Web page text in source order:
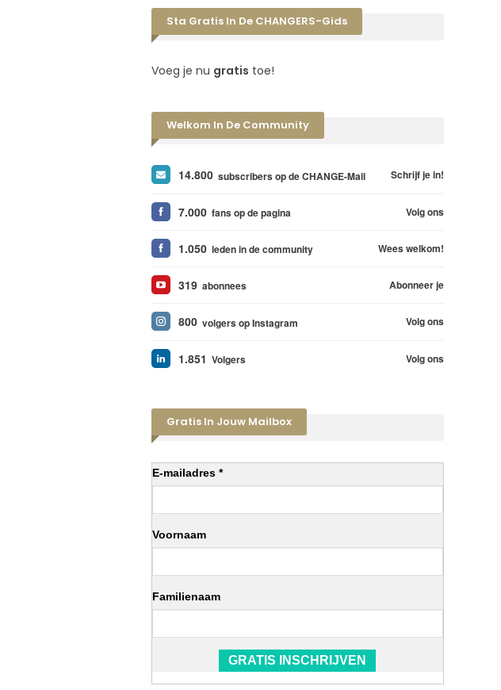
Sta Gratis In De CHANGERS-Gids
Voeg je nu gratis toe!
Welkom In De Community
14.800 subscribers op de CHANGE-Mail Schrijf je in!
7.000 fans op de pagina Volg ons
1.050 leden in de community Wees welkom!
319 abonnees Abonneer je
800 volgers op Instagram Volg ons
1.851 Volgers Volg ons
Gratis In Jouw Mailbox
E-mailadres *
Voornaam
Familienaam
GRATIS INSCHRIJVEN